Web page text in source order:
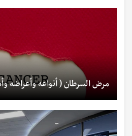
مرض السرطان ( أنواعه وأعراضه